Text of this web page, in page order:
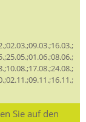
Sie auf den